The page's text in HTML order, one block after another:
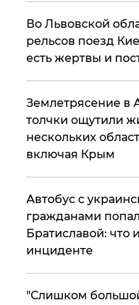
Во Львовской
рельсов поезд
есть жертвы и
Землетрясение в
толчки ощутили
нескольких
включая Крым
Автобус с
гражданами
Братиславой: что
инциденте
"Слишком